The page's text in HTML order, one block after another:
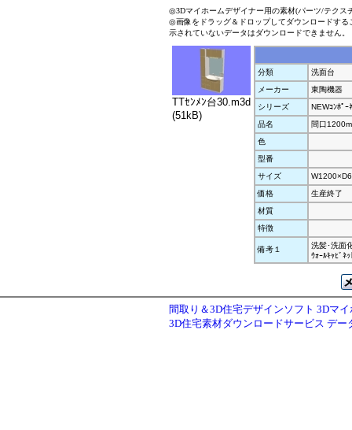
◎3Dマイホームデザイナー用の素材(パーツ/テクス
◎画像をドラッグ＆ドロップしてダウンロードす
示されていないデータはダウンロードできません。
TTｾﾝﾒﾝ台30.m3d
(51kB)
分類
洗面台
メーカー
東陶機器
シリーズ
NEWｺﾝﾎﾟｰ
品名
間口
色
型番
サイズ
価格
生産終了
材質
特徴
備考１
洗髪･洗面
ｳｫｰﾙｷｬﾋﾞﾈｯ
間取り＆3D住宅デザインソフト 3Dマ
3D住宅素材ダウンロードサービス デー